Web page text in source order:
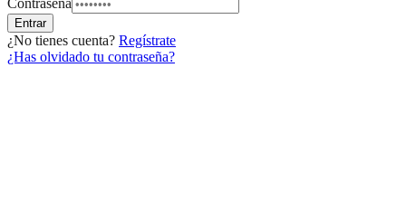
Entrar
¿No tienes cuenta? Regístrate
¿Has olvidado tu contraseña?